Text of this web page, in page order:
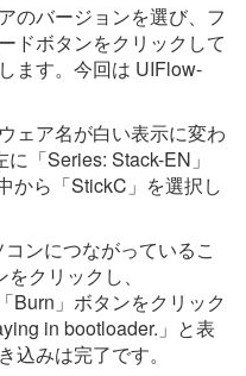
のバージョンを選び、フ
ドボタンをクリックして
ます。今回は UIFlow-
ェア名が白い表示に変わ
「Series: Stack-EN」
から「StickC」を選択し
ンにつながっているこ
クリックし、
Burn」ボタンをクリック
in bootloader.」と表
込みは完了です。